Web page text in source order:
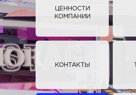
ЦЕННОСТИ
КОМПАНИИ
КОНТАКТЫ